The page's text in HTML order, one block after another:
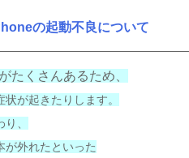
の起動不良について
たくさんあるため、
が起きたりします。
、
が外れたといった